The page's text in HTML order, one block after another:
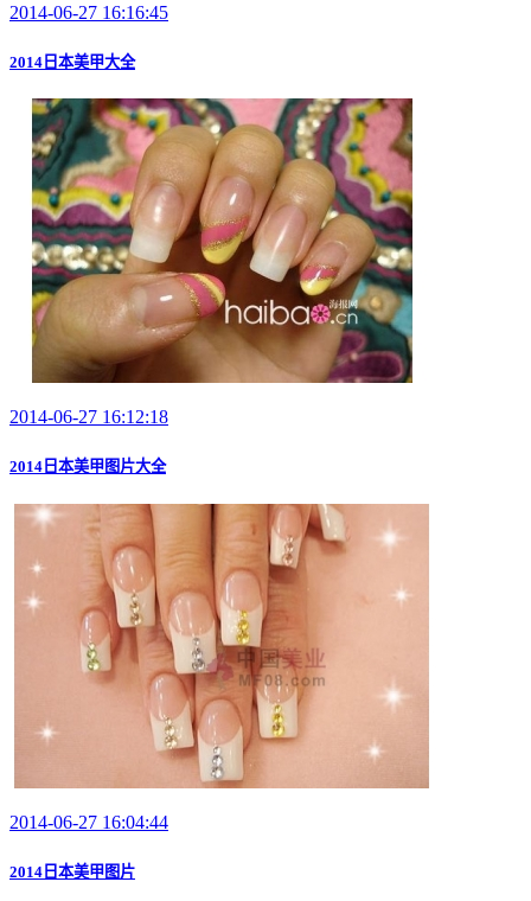
2014-06-27 16:16:45
2014日本美甲大全
2014-06-27 16:12:18
2014日本美甲图片大全
2014-06-27 16:04:44
2014日本美甲图片